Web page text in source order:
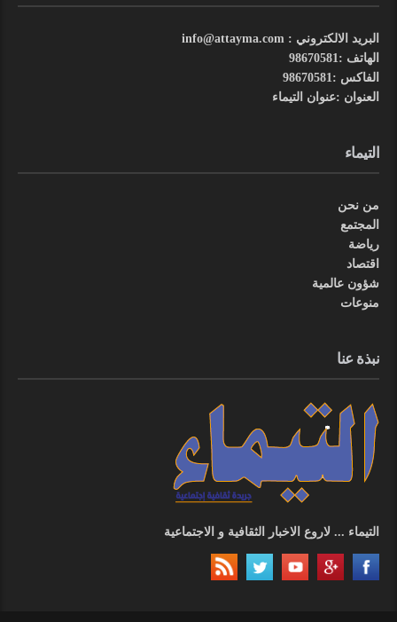
البريد الالكتروني : info@attayma.com
الهاتف :98670581
الفاكس :98670581
العنوان :عنوان التيماء
التيماء
من نحن
المجتمع
رياضة
اقتصاد
شؤون عالمية
منوعات
نبذة عنا
التيماء ... لاروع الاخبار الثقافية و الاجتماعية